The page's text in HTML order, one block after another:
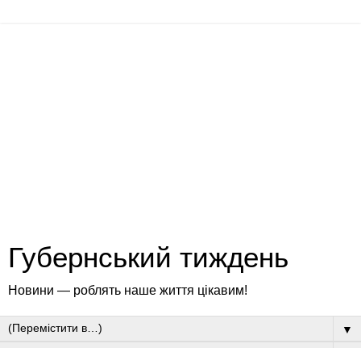
Губернський тиждень
Новини — роблять наше життя цікавим!
▼